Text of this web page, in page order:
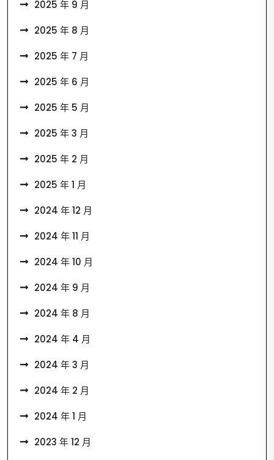
2025 年 9 月
2025 年 8 月
2025 年 7 月
2025 年 6 月
2025 年 5 月
2025 年 3 月
2025 年 2 月
2025 年 1 月
2024 年 12 月
2024 年 11 月
2024 年 10 月
2024 年 9 月
2024 年 8 月
2024 年 4 月
2024 年 3 月
2024 年 2 月
2024 年 1 月
2023 年 12 月